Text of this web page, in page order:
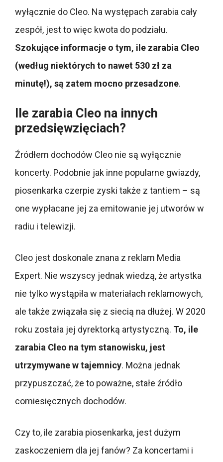
wyłącznie do Cleo. Na występach zarabia cały
zespół, jest to więc kwota do podziału.
Szokujące informacje o tym, ile zarabia Cleo
(według niektórych to nawet 530 zł za
minutę!), są zatem mocno przesadzone.
Ile zarabia Cleo na innych
przedsięwzięciach?
Źródłem dochodów Cleo nie są wyłącznie
koncerty. Podobnie jak inne popularne gwiazdy,
piosenkarka czerpie zyski także z tantiem – są
one wypłacane jej za emitowanie jej utworów w
radiu i telewizji.
Cleo jest doskonale znana z reklam Media
Expert. Nie wszyscy jednak wiedzą, że artystka
nie tylko wystąpiła w materiałach reklamowych,
ale także związała się z siecią na dłużej. W 2020
roku została jej dyrektorką artystyczną. To, ile
zarabia Cleo na tym stanowisku, jest
utrzymywane w tajemnicy. Można jednak
przypuszczać, że to poważne, stałe źródło
comiesięcznych dochodów.
Czy to, ile zarabia piosenkarka, jest dużym
zaskoczeniem dla jej fanów? Za koncertami i